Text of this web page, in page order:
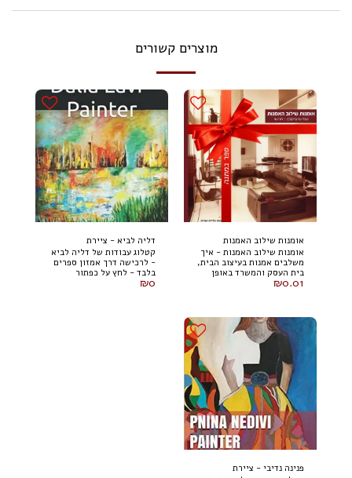
מוצרים קשורים
אומנות שילוב האמנות
אומנות שילוב האמנות - איך
משלבים אמנות בעיצוב הבית,
בית העסק והמשרד באופן
שיאדיר את היצירה ויתרום
₪0.01
דליה לביא - ציירת
קטלוג עבודות של דליה לביא
- לרכישה דרך אמזון ספרים
בלבד - לחץ על כפתור
₪0
פנינה נדיבי - ציירת